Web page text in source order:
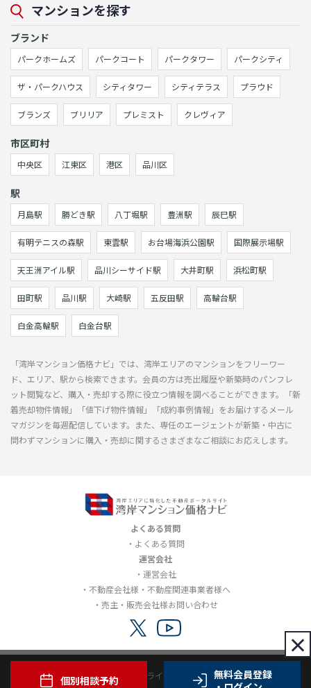
個別相談予約
無料会員登録
×
マンションを探す
ブランド
パークホームズ パークコート パークタワー パークシティ
ザ・パークハウス シティタワー シティテラス プラウド
ブランズ ブリリア プレミスト クレヴィア
市区町村
中央区 江東区 港区 品川区
駅
月島駅 勝どき駅 八丁堀駅 豊洲駅 辰巳駅
有明テニスの森駅 東雲駅 お台場海浜公園駅 国際展示場駅
天王洲アイル駅 品川シーサイド駅 大井町駅 浜松町駅
田町駅 品川駅 大崎駅 五反田駅 高輪台駅
白金高輪駅 白金台駅
「湾岸マンション価格ナビ」では、湾岸エリアのマンションをフリーワー
ド、エリア、駅から検索できます。会員の方は売出履歴や新築時のパンフレ
ット閲覧など、購入・売却する際に役立つ情報を調べることができます。「新
着売却物件情報」「値下げ物件情報」「成約事例情報」をお届けするメール
マガジンを毎週配信しています。また、専任のエージェントが新築・中古に
問わずマンションに購入・売却に関するさまざまなご相談にお応えします。
よくある質問
よくある質問
運営会社
運営会社
不動産会社様・不動産関連事業者様へ
売主・販売会社様お問い合わせ
利用規約 プライバシーポリシー